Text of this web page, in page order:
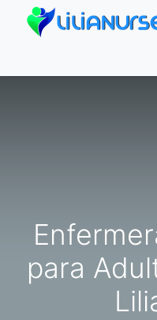
para